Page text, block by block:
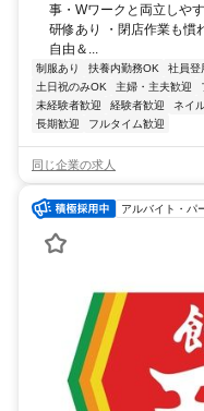
事・Wワークと両立しや
研修あり ・閉店作業も慣
自由＆...
制服あり 扶養内勤務OK 社員登
土日祝のみOK
主婦・主夫歓迎
未経験者歓迎
経験者歓迎 ネイ
長期歓迎
フルタイム歓迎
同じ企業の求人
アルバイト・パ